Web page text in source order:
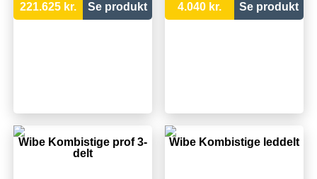
221.625 kr. Se produkt 4.040 kr. Se produkt
Wibe Kombistige prof 3-
delt
Wibe Kombistige leddelt